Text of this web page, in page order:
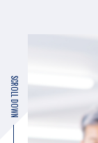
SCROLL DOWN